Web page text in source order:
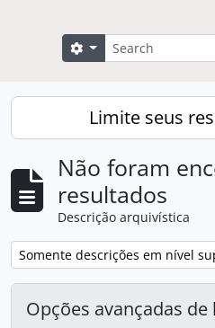
Buscar
Opções de busca
Limite seus
Não foram
resultados
Descrição arquivística
Remover filtro:
Somente descrições em nível
Opções avançadas de